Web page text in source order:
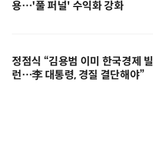
용…'풀 퍼널' 수익화 강화
정점식 “김용범 이미 한국경제 빌
런…李 대통령, 경질 결단해야”